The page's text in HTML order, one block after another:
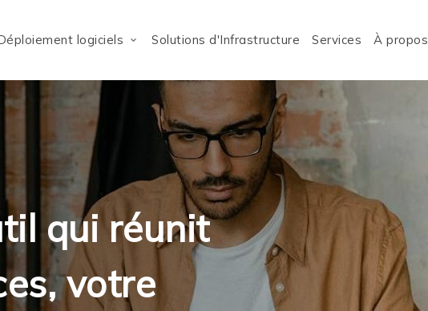
logiciels Solutions d'Infrastructure Services À propos
qui réunit
votre